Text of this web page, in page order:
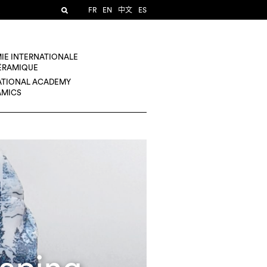
FR EN 中文 ES
INTERNATIONALE
ACADEMY